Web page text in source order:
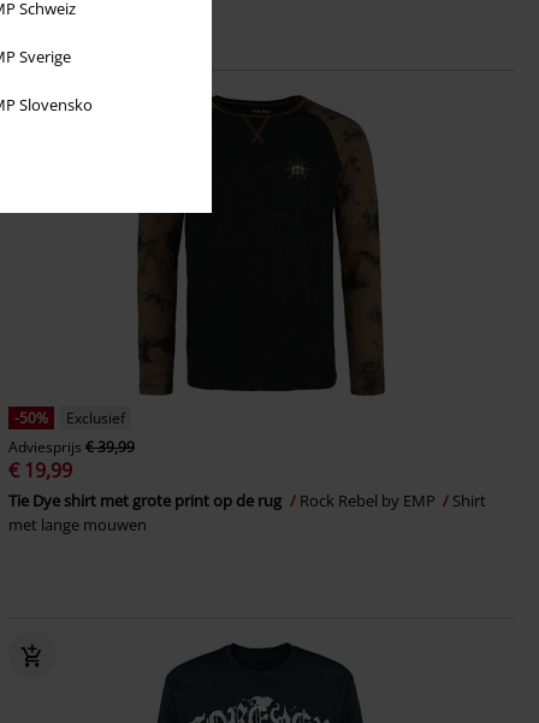
Schweiz
Sverige
Slovensko
-50%
Exclusief
Adviesprijs € 39,99
€ 19,99
Tie Dye shirt met grote print op de rug Rock Rebel by EMP
Shirt
met lange mouwen